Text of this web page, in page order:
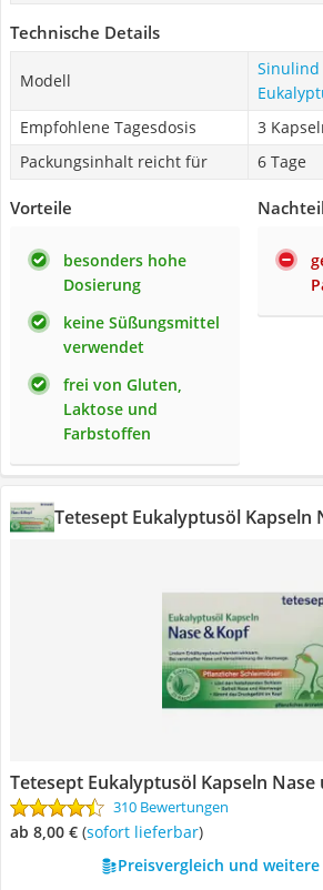
Technische Details
Modell
Sinulind
Empfohlene Tagesdosis
3
Packungsinhalt reicht für
6 Tage
Vorteile
besonders hohe
Dosierung
keine Süßungsmittel
verwendet
frei von Gluten,
Laktose und
Farbstoffen
Tetesept Eukalyptusöl Kapseln
Tetesept Eukalyptusöl Kapseln Nase
310 Bewertungen
ab 8,00 € ( Sofort lieferbar)
Preisvergleich und